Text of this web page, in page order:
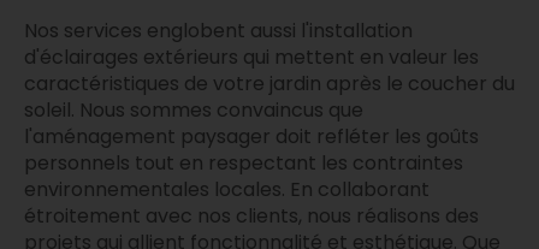
Nos services englobent aussi l'installation
d'éclairages extérieurs qui mettent en valeur les
caractéristiques de votre jardin après le coucher du
soleil. Nous sommes convaincus que
l'aménagement paysager doit refléter les goûts
personnels tout en respectant les contraintes
environnementales locales. En collaborant
étroitement avec nos clients, nous réalisons des
projets qui allient fonctionnalité et esthétique. Que